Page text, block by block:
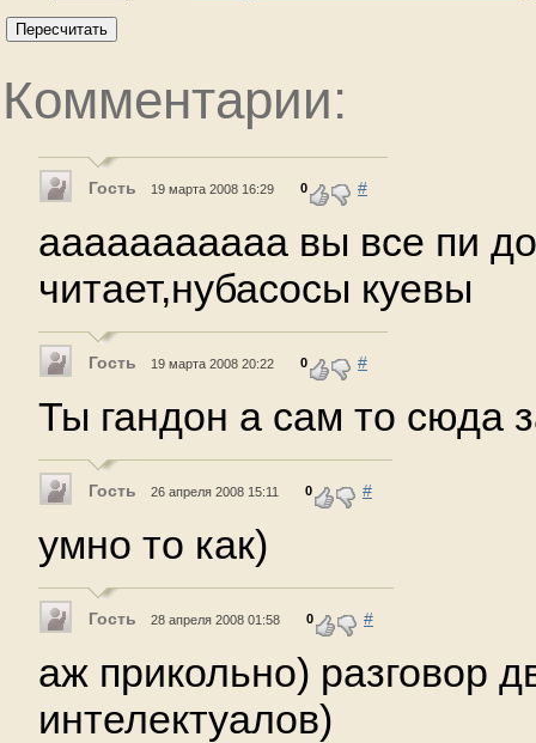
Пересчитать
Комментарии:
Гость 19 марта 2008 16:29 0 #
ааааааааааа вы все пи
читает,нубасосы куевы
Гость 19 марта 2008 20:22 0 #
Ты гандон а сам то сюда
Гость 26 апреля 2008 15:11 0 #
умно то как)
Гость 28 апреля 2008 01:58 0 #
аж прикольно) разговор
интелектуалов)